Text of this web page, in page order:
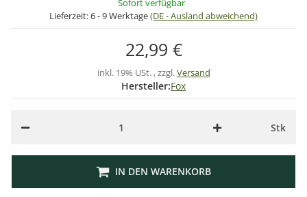
Sofort verfügbar
Lieferzeit:6 - 9 Werktage(DE - Ausland abweichend)
22,99 €
inkl. 19% USt. , zzgl.Versand
Hersteller:Fox
Stk
IN DEN WARENKORB